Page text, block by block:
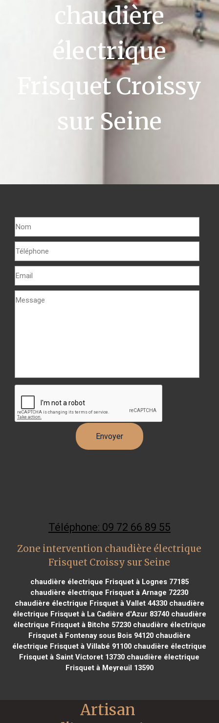
chaudière
électrique
Frisquet Croissy
sur Seine
Téléphone: 09 72 66 89 55
Zone intervention chaudière électrique
Frisquet Croissy sur Seine
chaudière électrique Frisquet à Lognes 77185
chaudière électrique Frisquet à Arnage 72230
chaudière électrique Frisquet à Vallet 44330chaudière
électrique Frisquet à La Cadière d'Azur 83740chaudière
électrique Frisquet à Bitche 57230chaudière électrique
Frisquet à Fontenay sous Bois 94120chaudière
électrique Frisquet à Villabé 91100 chaudière électrique
Frisquet à Saint Victoret 13730 chaudière électrique
Frisquet à Meyreuil 13590
Artisan